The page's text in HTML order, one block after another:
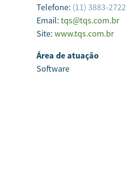
Telefone: (11) 3883-2722
Email:tqs@tqs.com.br
Site:www.tqs.com.br
Área de atuação
Software